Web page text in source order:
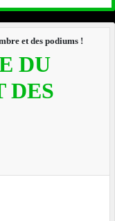
et des podiums !
DU
DES